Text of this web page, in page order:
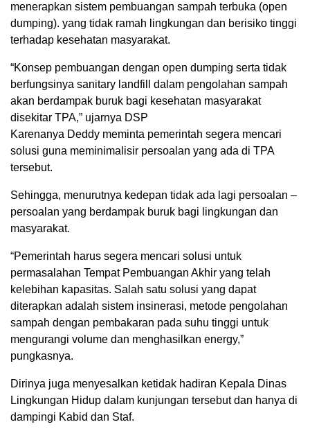
menerapkan sistem pembuangan sampah terbuka (open
dumping). yang tidak ramah lingkungan dan berisiko tinggi
terhadap kesehatan masyarakat.
“Konsep pembuangan dengan open dumping serta tidak
berfungsinya sanitary landfill dalam pengolahan sampah
akan berdampak buruk bagi kesehatan masyarakat
disekitar TPA,” ujarnya DSP
Karenanya Deddy meminta pemerintah segera mencari
solusi guna meminimalisir persoalan yang ada di TPA
tersebut.
Sehingga, menurutnya kedepan tidak ada lagi persoalan –
persoalan yang berdampak buruk bagi lingkungan dan
masyarakat.
“Pemerintah harus segera mencari solusi untuk
permasalahan Tempat Pembuangan Akhir yang telah
kelebihan kapasitas. Salah satu solusi yang dapat
diterapkan adalah sistem insinerasi, metode pengolahan
sampah dengan pembakaran pada suhu tinggi untuk
mengurangi volume dan menghasilkan energy,”
pungkasnya.
Dirinya juga menyesalkan ketidak hadiran Kepala Dinas
Lingkungan Hidup dalam kunjungan tersebut dan hanya di
dampingi Kabid dan Staf.